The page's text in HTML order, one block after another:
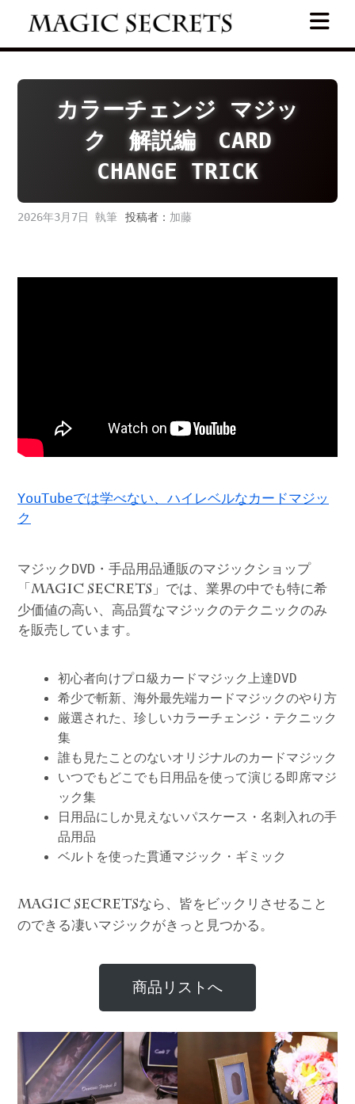
カラーチェンジ マジッ
ク 解説編 CARD
CHANGE TRICK
2026年3月7日 投稿者： 加藤
YouTubeでは学べない、ハイレベルなカードマジッ
ク
マジックDVD・手品用品通販のマジックショップ
「 MAGIC SECRETS 」では、業界の中でも特に希
少価値の高い、高品質なマジックのテクニックのみ
を販売しています。
初心者向けプロ級カードマジック上達DVD
希少で斬新、海外最先端カードマジックのやり方
厳選された、珍しいカラーチェンジ・テクニック
集
誰も見たことのないオリジナルのカードマジック
いつでもどこでも日用品を使って演じる即席マジ
ック集
日用品にしか見えないパスケース・名刺入れの手
品用品
ベルトを使った貫通マジック・ギミック
MAGIC SECRETSなら、皆をビックリさせること
のできる凄いマジックがきっと見つかる。
商品リストへ